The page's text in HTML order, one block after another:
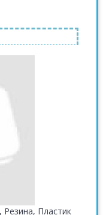
Резина, Пластик